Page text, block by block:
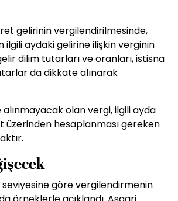
gelirinin vergilendirilmesinde,
ilgili aydaki gelirine ilişkin verginin
dilim tutarları ve oranları, istisna
da dikkate alınarak
olan vergi, ilgili ayda
üzerinden hesaplanması gereken
göre vergilendirmenin